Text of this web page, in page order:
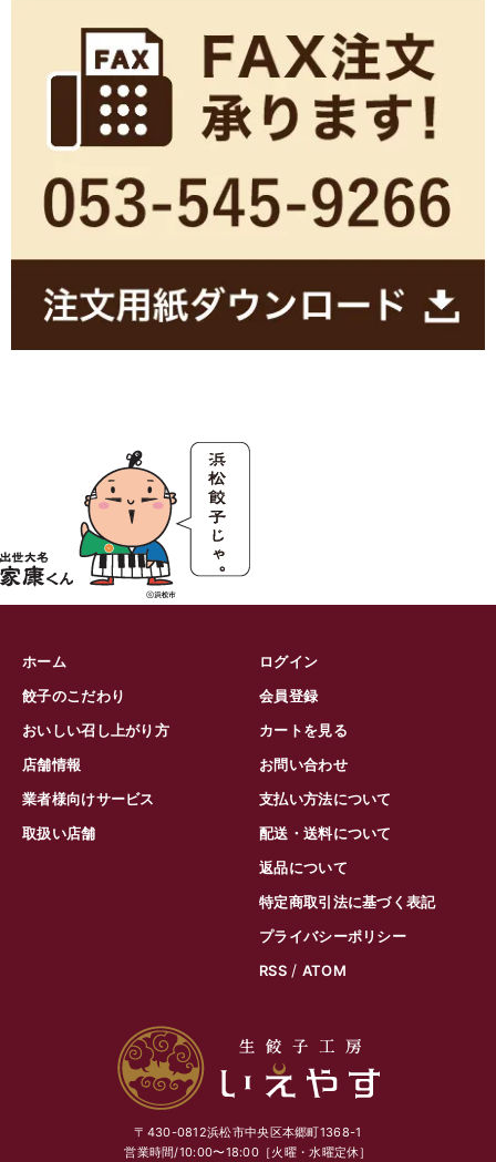
ホーム
餃子のこだわり
おいしい召し上がり方
店舗情報
業者様向けサービス
取扱い店舗
ログイン
会員登録
カートを見る
お問い合わせ
支払い方法について
配送・送料について
返品について
特定商取引法に基づく表記
プライバシーポリシー
RSS/ ATOM
〒430-0812浜松市中央区本郷町1368-1
営業時間/10:00〜18:00［火曜・水曜定休］